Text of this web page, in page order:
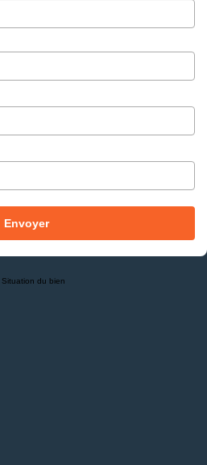
Envoyer